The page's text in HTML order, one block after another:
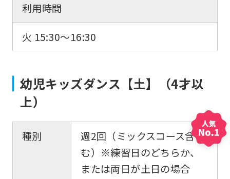
利用時間
火 15:30〜16:30
幼児キッズダンス【土】（4才以
上）
種別
週2回（ミックスコース含
む）※練習日のどちらか、
または両日が土日の場合